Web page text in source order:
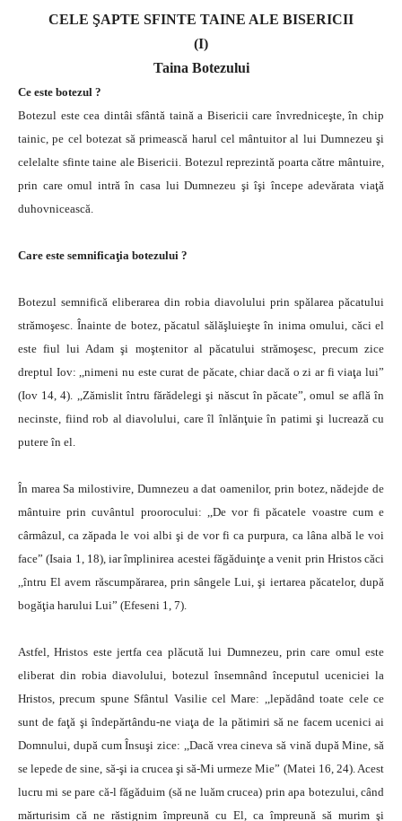
CELE ŞAPTE SFINTE TAINE ALE BISERICII
(I)
Taina Botezului
Ce este botezul ?
Botezul este cea dintâi sfântă taină a Bisericii care învredniceşte, în chip
tainic, pe cel botezat să primească harul cel mântuitor al lui Dumnezeu şi
celelalte sfinte taine ale Bisericii. Botezul reprezintă poarta către mântuire,
prin care omul intră în casa lui Dumnezeu şi îşi începe adevărata viaţă
duhovnicească.
Care este semnificaţia botezului ?
Botezul semnifică eliberarea din robia diavolului prin spălarea păcatului
strămoşesc. Înainte de botez, păcatul sălăşluieşte în inima omului, căci el
este fiul lui Adam şi moştenitor al păcatului strămoşesc, precum zice
dreptul Iov: ,,nimeni nu este curat de păcate, chiar dacă o zi ar fi viaţa lui”
(Iov 14, 4). ,,Zămislit întru fărădelegi şi născut în păcate”, omul se află în
necinste, fiind rob al diavolului, care îl înlănţuie în patimi şi lucrează cu
putere în el.
În marea Sa milostivire, Dumnezeu a dat oamenilor, prin botez, nădejde de
mântuire prin cuvântul proorocului: ,,De vor fi păcatele voastre cum e
cârmâzul, ca zăpada le voi albi şi de vor fi ca purpura, ca lâna albă le voi
face” (Isaia 1, 18), iar împlinirea acestei făgăduinţe a venit prin Hristos căci
,,întru El avem răscumpărarea, prin sângele Lui, şi iertarea păcatelor, după
bogăţia harului Lui” (Efeseni 1, 7).
Astfel, Hristos este jertfa cea plăcută lui Dumnezeu, prin care omul este
eliberat din robia diavolului, botezul însemnând începutul uceniciei la
Hristos, precum spune Sfântul Vasilie cel Mare: ,,lepădând toate cele ce
sunt de faţă şi îndepărtându-ne viaţa de la pătimiri să ne facem ucenici ai
Domnului, după cum Însuşi zice: ,,Dacă vrea cineva să vină după Mine, să
se lepede de sine, să-şi ia crucea şi să-Mi urmeze Mie” (Matei 16, 24). Acest
lucru mi se pare că-l făgăduim (să ne luăm crucea) prin apa botezului, când
mărturisim că ne răstignim împreună cu El, ca împreună să murim şi